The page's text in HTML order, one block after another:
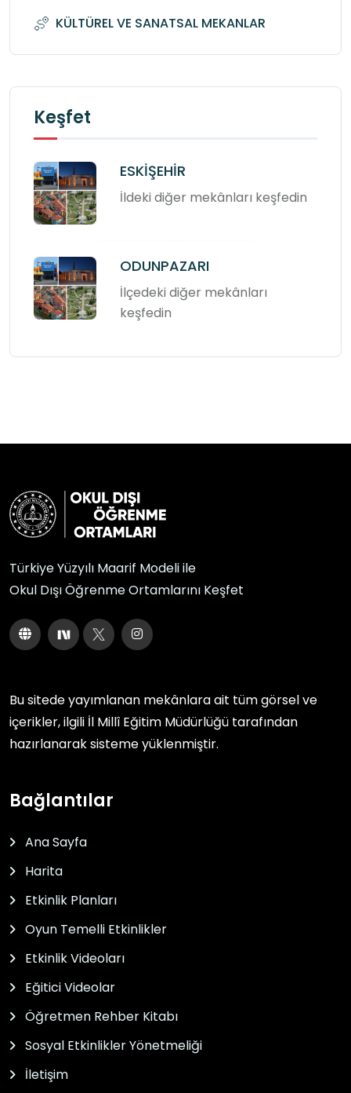
KÜLTÜREL VE SANATSAL MEKANLAR
Keşfet
ESKİŞEHİR
İldeki diğer mekânları keşfedin
ODUNPAZARI
İlçedeki diğer mekânları
keşfedin
Türkiye Yüzyılı Maarif Modeli ile
Okul Dışı Öğrenme Ortamlarını Keşfet
Bu sitede yayımlanan mekânlara ait tüm görsel ve
içerikler, ilgili İl Millî Eğitim Müdürlüğü tarafından
hazırlanarak sisteme yüklenmiştir.
Bağlantılar
Ana Sayfa
Harita
Etkinlik Planları
Oyun Temelli Etkinlikler
Etkinlik Videoları
Eğitici Videolar
Öğretmen Rehber Kitabı
Sosyal Etkinlikler Yönetmeliği
İletişim